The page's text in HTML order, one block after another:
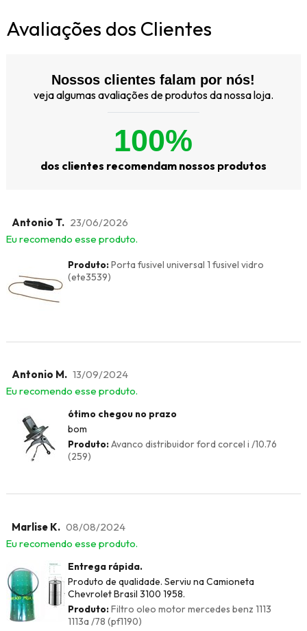
Avaliações dos Clientes
Nossos clientes falam por nós!
veja algumas avaliações de produtos da nossa loja.
100%
dos clientes recomendam nossos produtos
Antonio T. 23/06/2026
Eu recomendo esse produto.
Produto:Porta fusivel universal 1 fusivel vidro
(ete3539)
Antonio M. 13/09/2024
Eu recomendo esse produto.
ótimo chegou no prazo
bom
Produto:Avanco distribuidor ford corcel i /10.76
(259)
Marlise K. 08/08/2024
Eu recomendo esse produto.
Entrega rápida.
Produto de qualidade. Serviu na Camioneta
Chevrolet Brasil 3100 1958.
Produto:Filtro oleo motor mercedes benz 1113
1113a /78 (pf1190)